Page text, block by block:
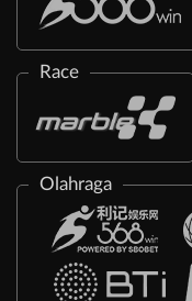
Race
Olahraga